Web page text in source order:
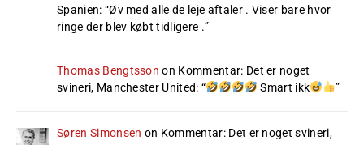
Spanien: “Øv med alle de leje aftaler . Viser bare hvor
ringe der blev købt tidligere .”
Thomas Bengtsson on Kommentar: Det er noget
svineri, Manchester United: “ Smart ikk ”
Søren Simonsen on Kommentar: Det er noget svineri,